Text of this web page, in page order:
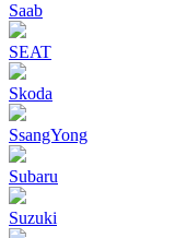
Saab
SEAT
Skoda
SsangYong
Subaru
Suzuki